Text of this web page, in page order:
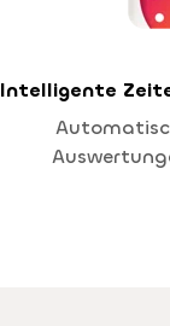
Intelligente